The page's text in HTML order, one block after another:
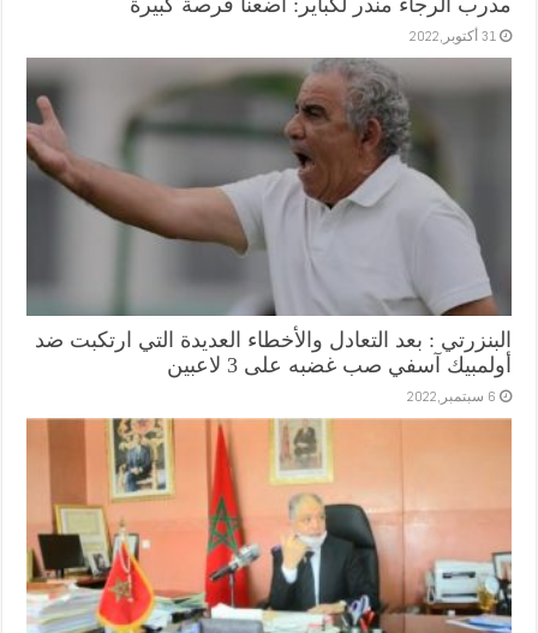
مدرب الرجاء مندر لكباير: اضعنا فرصة كبيرة
31 أكتوبر,2022
البنزرتي : بعد التعادل والأخطاء العديدة التي ارتكبت ضد
أولمبيك آسفي صب غضبه على 3 لاعبين
6 سبتمبر,2022